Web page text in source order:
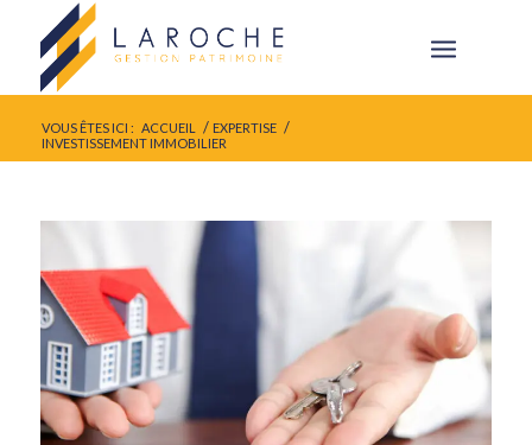
VOUS ÊTES ICI : ACCUEIL / EXPERTISE /
INVESTISSEMENT IMMOBILIER